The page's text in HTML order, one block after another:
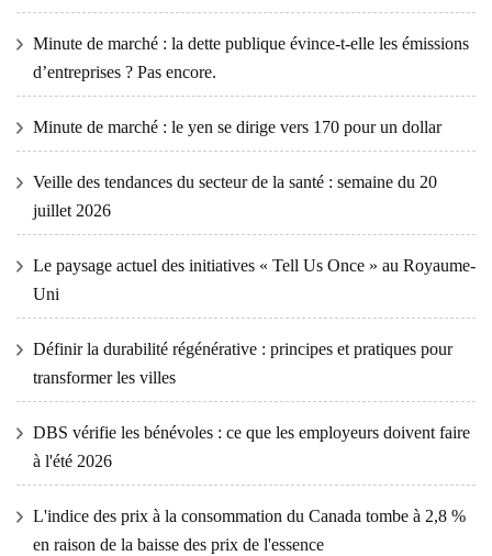
Minute de marché : la dette publique évince-t-elle les émissions
d’entreprises ? Pas encore.
Minute de marché : le yen se dirige vers 170 pour un dollar
Veille des tendances du secteur de la santé : semaine du 20
juillet 2026
Le paysage actuel des initiatives « Tell Us Once » au Royaume-
Uni
Définir la durabilité régénérative : principes et pratiques pour
transformer les villes
DBS vérifie les bénévoles : ce que les employeurs doivent faire
à l'été 2026
L'indice des prix à la consommation du Canada tombe à 2,8 %
en raison de la baisse des prix de l'essence